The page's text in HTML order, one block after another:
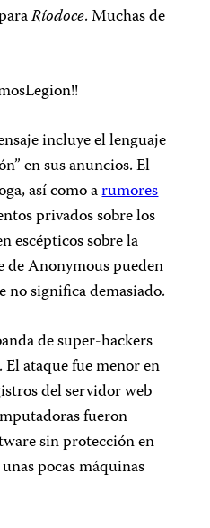
Ríodoce. Muchas de
incluye el lenguaje
en sus anuncios. El
así como arumores
privados sobre los
escépticos sobre la
de Anonymous pueden
no significa demasiado.
de super-hackers
ataque fue menor en
del servidor web
fueron
sin protección en
pocas máquinas